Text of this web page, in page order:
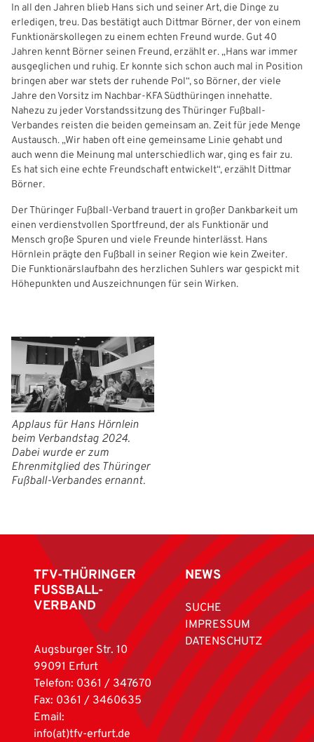
In all den Jahren blieb Hans sich und seiner Art, die Dinge zu
erledigen, treu. Das bestätigt auch Dittmar Börner, der von einem
Funktionärskollegen zu einem echten Freund wurde. Gut 40
Jahren kennt Börner seinen Freund, erzählt er. „Hans war immer
ausgeglichen und ruhig. Er konnte sich schon auch mal in Position
bringen aber war stets der ruhende Pol“, so Börner, der viele
Jahre den Vorsitz im Nachbar-KFA Südthüringen innehatte.
Nahezu zu jeder Vorstandssitzung des Thüringer Fußball-
Verbandes reisten die beiden gemeinsam an. Zeit für jede Menge
Austausch. „Wir haben oft eine gemeinsame Linie gehabt und
auch wenn die Meinung mal unterschiedlich war, ging es fair zu.
Es hat sich eine echte Freundschaft entwickelt“, erzählt Dittmar
Börner.
Der Thüringer Fußball-Verband trauert in großer Dankbarkeit um
einen verdienstvollen Sportfreund, der als Funktionär und
Mensch große Spuren und viele Freunde hinterlässt. Hans
Hörnlein prägte den Fußball in seiner Region wie kein Zweiter.
Die Funktionärslaufbahn des herzlichen Suhlers war gespickt mit
Höhepunkten und Auszeichnungen für sein Wirken.
Applaus für Hans Hörnlein
beim Verbandstag 2024.
Dabei wurde er zum
Ehrenmitglied des Thüringer
Fußball-Verbandes ernannt.
TFV-THÜRINGER
FUSSBALL-
VERBAND
Augsburger Str. 10
99091 Erfurt
Telefon: 0361 / 347670
Fax: 0361 / 3460635
Email:
info(at)tfv-erfurt.de
NEWS
SUCHE
IMPRESSUM
DATENSCHUTZ